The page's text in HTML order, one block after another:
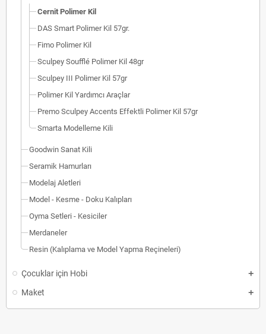
Cernit Polimer Kil
DAS Smart Polimer Kil 57gr.
Fimo Polimer Kil
Sculpey Soufflé Polimer Kil 48gr
Sculpey III Polimer Kil 57gr
Polimer Kil Yardımcı Araçlar
Premo Sculpey Accents Effektli Polimer Kil 57gr
Smarta Modelleme Kili
Goodwin Sanat Kili
Seramik Hamurları
Modelaj Aletleri
Model - Kesme - Doku Kalıpları
Oyma Setleri - Kesiciler
Merdaneler
Resin (Kalıplama ve Model Yapma Reçineleri)
Çocuklar için Hobi
Maket